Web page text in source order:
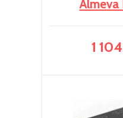
Almeva
1